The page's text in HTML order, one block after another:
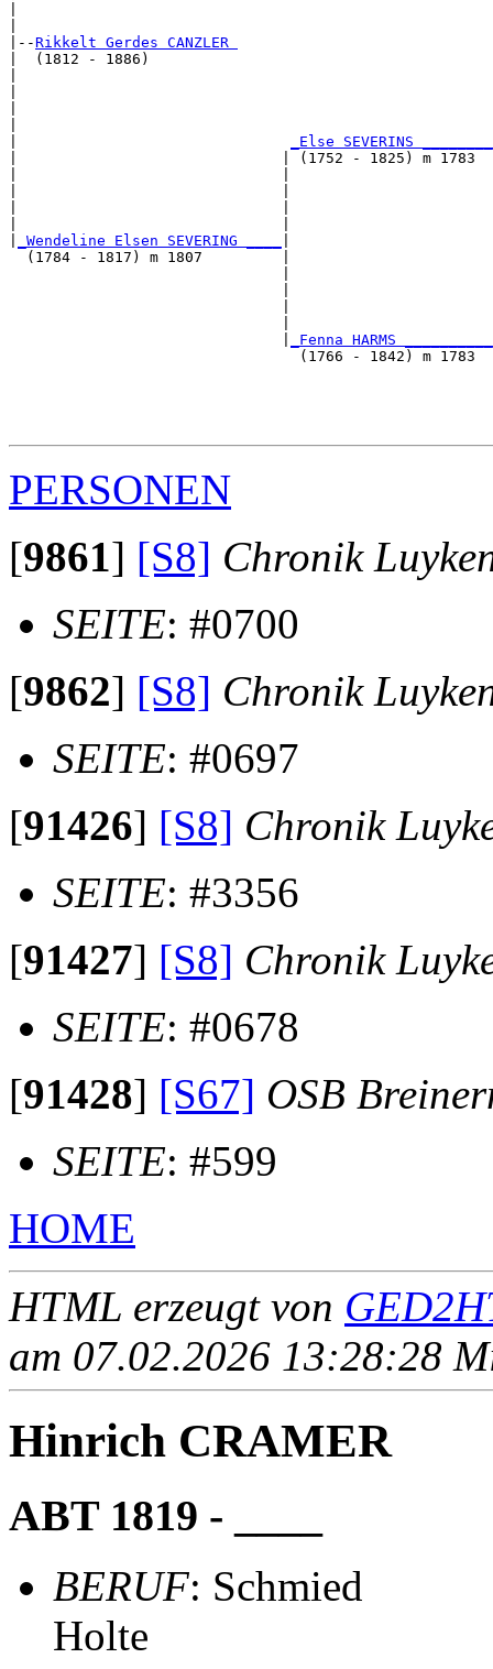
|--Rikkelt Gerdes CANZLER
|  (1812 - 1886)
_Else SEVERINS
|                              | (1752 - 1825) m 1783
_Wendeline Elsen SEVERING ____
  (1784 - 1817) m 1807         |
_Fenna HARMS
(1766 - 1842) m 1783
PERSONEN
[9861] [S8] Chronik
SEITE: #0700
[9862] [S8] Chronik
SEITE: #0697
[91426] [S8] Chronik
SEITE: #3356
[91427] [S8] Chronik
SEITE: #0678
[91428] [S67] OSB
SEITE: #599
HOME
HTML erzeugt von
am 07.02.2026 13:28:28
Hinrich CRAMER
ABT 1819 - ____
BERUF: Schmied
Holte